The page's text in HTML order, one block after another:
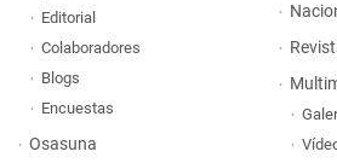
Editorial
Colaboradores
Blogs
Encuestas
Osasuna